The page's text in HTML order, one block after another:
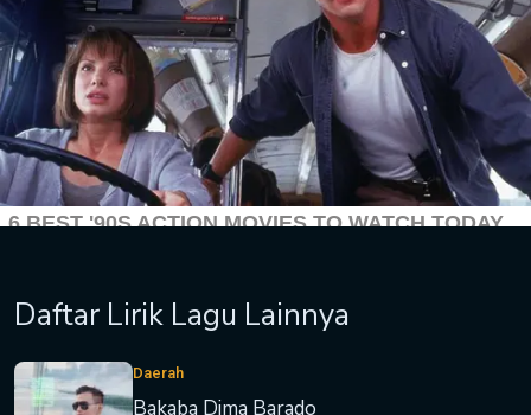
Daftar Lirik Lagu Lainnya
Daerah
Bakaba Dima Barado